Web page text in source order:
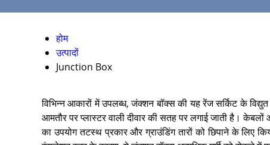
होम
उत्पादों
Junction Box
विभिन्न आकारों में उपलब्ध, जंक्शन बॉक्स की यह रेंज सर्किट के
आमतौर पर प्लास्टर वाली दीवार की सतह पर लगाई जाती है।
का उपयोग तटस्थ प्रकार और ग्राउंडिंग तारों को छिपाने के लिए